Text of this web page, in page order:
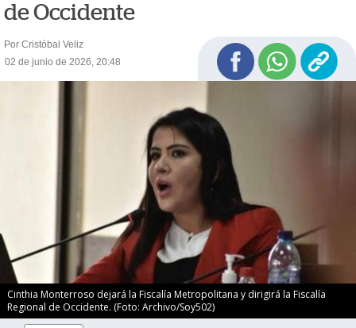
de Occidente
Por Cristóbal Veliz
02 de junio de 2026, 20:48
Cinthia Monterroso dejará la Fiscalía Metropolitana y dirigirá la Fiscalía
Regional de Occidente. (Foto: Archivo/Soy502)